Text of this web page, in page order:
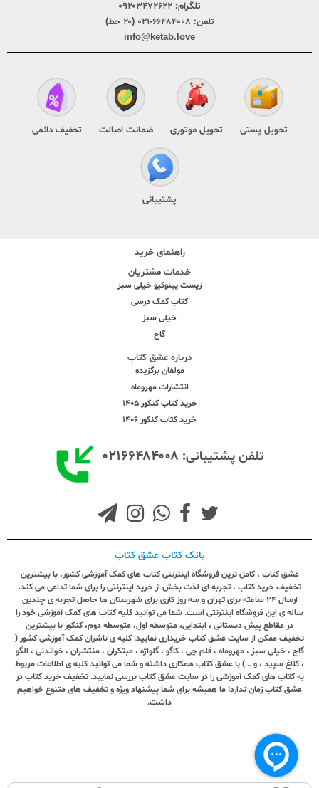
تلگرام: ۰۹۲۰۳۴۷۲۶۲۲
تلفن: ۶۶۴۸۴۰۰۸-۰۲۱ (۲۰ خط)
info@ketab.love
تحویل پستی تحویل موتوری ضمانت اصالت تخفیف دائمی
پشتیبانی
راهنمای خرید
خدمات مشتریان
زیست پینوکیو خیلی سبز
کتاب کمک درسی
خیلی سبز
گاج
درباره عشق کتاب
مولفان برگزیده
انتشارات مهروماه
خرید کتاب کنکور 1405
خرید کتاب کنکور 1406
تلفن پشتیبانی: ۰۲۱۶۶۴۸۴۰۰۸
بانک کتاب عشق کتاب
عشق کتاب ، کامل ترین فروشگاه اینترنتی کتاب های کمک آموزشی کشور، با بیشترین
تخفیف خرید کتاب ، تجربه ای لذت بخش از خرید اینترنتی را برای شما تداعی می کند.
ارسال ٢٤ ساعته برای تهران و سه روز کاری برای شهرستان ها حاصل تجربه ی چندین
ساله ی این فروشگاه اینترنتی است. شما می توانید کلیه کتاب های کمک آموزشی خود را
در مقاطع پیش دبستانی ، ابتدایی، متوسطه اول، متوسطه دوم، کنکور با بیشترین
تخفیف ممکن از سایت عشق کتاب خریداری نمایید. کلیه ی ناشران کمک آموزشی کشور (
گاج ، خیلی سبز ، مهروماه ، قلم چی ، کاگو ، گلواژه ، مبتکران ، منتشران ، خواندنی ، الگو
، کلاغ سپید ، و ...) با عشق کتاب همکاری داشته و شما می توانید کلیه ی اطلاعات مربوط
به کتاب های کمک آموزشی را در سایت عشق کتاب بررسی نمایید. تخفیف خرید کتاب در
عشق کتاب زمان ندارد! ما همیشه برای شما پیشنهاد ویژه و تخفیف های متنوع خواهیم
داشت.